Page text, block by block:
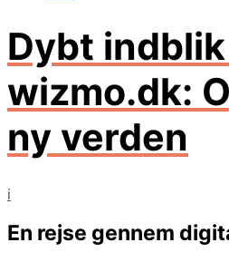
Dybt
wizmo.dk:
ny verden
i
En rejse gennem